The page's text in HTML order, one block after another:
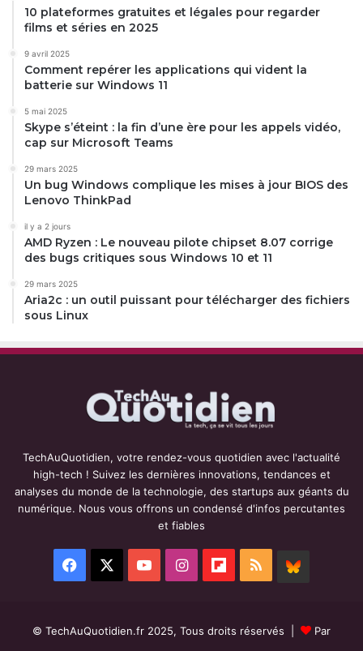
10 plateformes gratuites et légales pour regarder
films et séries en 2025
9 avril 2025
Comment repérer les applications qui vident la
batterie sur Windows 11
5 mai 2025
Skype s’éteint : la fin d’une ère pour les appels vidéo,
cap sur Microsoft Teams
29 mars 2025
Un bug Windows complique les mises à jour BIOS des
Lenovo ThinkPad
il y a 2 jours
AMD Ryzen : Le nouveau pilote chipset 8.07 corrige
des bugs critiques sous Windows 10 et 11
29 mars 2025
Aria2c : un outil puissant pour télécharger des fichiers
sous Linux
TechAuQuotidien, votre rendez-vous quotidien avec l'actualité
high-tech ! Suivez les dernières innovations, tendances et
analyses du monde de la technologie, des startups aux géants du
numérique. Nous vous offrons un condensé d'infos percutantes
et fiables
Facebook YouTubeInstagramFlipboard
RSS
© TechAuQuotidien.fr 2025, Tous droits réservés |
Par